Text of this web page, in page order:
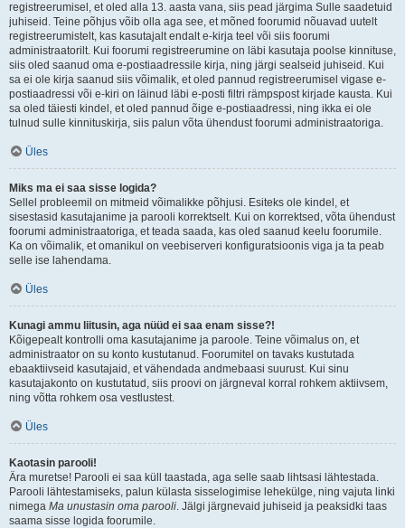
registreerumisel, et oled alla 13. aasta vana, siis pead järgima Sulle saadetuid
juhiseid. Teine põhjus võib olla aga see, et mõned foorumid nõuavad uutelt
registreerumistelt, kas kasutajalt endalt e-kirja teel või siis foorumi
administraatorilt. Kui foorumi registreerumine on läbi kasutaja poolse kinnituse,
siis oled saanud oma e-postiaadressile kirja, ning järgi sealseid juhiseid. Kui
sa ei ole kirja saanud siis võimalik, et oled pannud registreerumisel vigase e-
postiaadressi või e-kiri on läinud läbi e-posti filtri rämpspost kirjade kausta. Kui
sa oled täiesti kindel, et oled pannud õige e-postiaadressi, ning ikka ei ole
tulnud sulle kinnituskirja, siis palun võta ühendust foorumi administraatoriga.
Üles
Miks ma ei saa sisse logida?
Sellel probleemil on mitmeid võimalikke põhjusi. Esiteks ole kindel, et
sisestasid kasutajanime ja parooli korrektselt. Kui on korrektsed, võta ühendust
foorumi administraatoriga, et teada saada, kas oled saanud keelu foorumile.
Ka on võimalik, et omanikul on veebiserveri konfiguratsioonis viga ja ta peab
selle ise lahendama.
Üles
Kunagi ammu liitusin, aga nüüd ei saa enam sisse?!
Kõigepealt kontrolli oma kasutajanime ja paroole. Teine võimalus on, et
administraator on su konto kustutanud. Foorumitel on tavaks kustutada
ebaaktiivseid kasutajaid, et vähendada andmebaasi suurust. Kui sinu
kasutajakonto on kustutatud, siis proovi on järgneval korral rohkem aktiivsem,
ning võtta rohkem osa vestlustest.
Üles
Kaotasin parooli!
Ära muretse! Parooli ei saa küll taastada, aga selle saab lihtsasi lähtestada.
Parooli lähtestamiseks, palun külasta sisselogimise lehekülge, ning vajuta linki
nimega Ma unustasin oma parooli. Jälgi järgnevaid juhiseid ja peaksidki taas
saama sisse logida foorumile.